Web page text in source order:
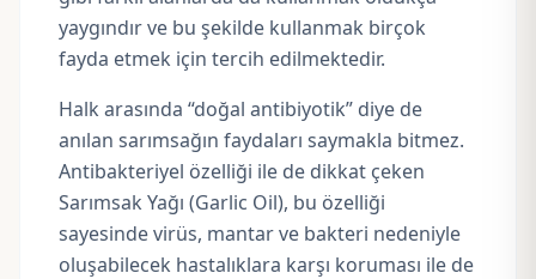
yaygındır ve bu şekilde kullanmak birçok
fayda etmek için tercih edilmektedir.
Halk arasında “doğal antibiyotik” diye de
anılan sarımsağın faydaları saymakla bitmez.
Antibakteriyel özelliği ile de dikkat çeken
Sarımsak Yağı (Garlic Oil), bu özelliği
sayesinde virüs, mantar ve bakteri nedeniyle
oluşabilecek hastalıklara karşı koruması ile de